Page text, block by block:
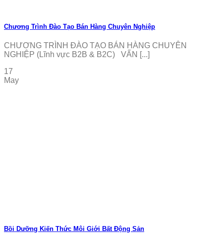
Chương Trình Đào Tạo Bán Hàng Chuyên Nghiệp
CHƯƠNG TRÌNH ĐÀO TẠO BÁN HÀNG CHUYÊN
NGHIỆP (Lĩnh vực B2B & B2C) VẤN [...]
17
May
Bồi Dưỡng Kiến Thức Môi Giới Bất Động Sản